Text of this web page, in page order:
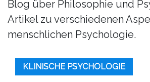
Blog über Philosophie und
Artikel zu verschiedenen
menschlichen Psychologie.
KLINISCHE PSYCHOLOGIE